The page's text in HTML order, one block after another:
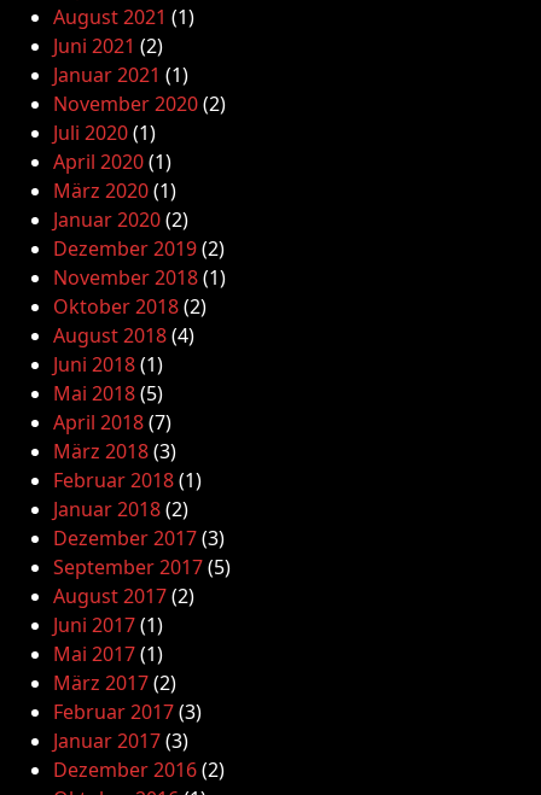
August 2021 (1)
Juni 2021 (2)
Januar 2021 (1)
November 2020(2)
Juli 2020(1)
April 2020(1)
März 2020(1)
Januar 2020(2)
Dezember 2019(2)
November 2018(1)
Oktober 2018(2)
August 2018(4)
Juni 2018(1)
Mai 2018(5)
April 2018(7)
März 2018(3)
Februar 2018(1)
Januar 2018(2)
Dezember 2017(3)
September 2017(5)
August 2017(2)
Juni 2017(1)
Mai 2017(1)
März 2017(2)
Februar 2017(3)
Januar 2017(3)
Dezember 2016(2)